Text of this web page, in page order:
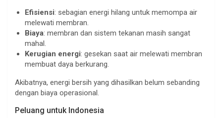
Efisiensi: sebagian energi hilang untuk memompa air
melewati membran.
Biaya: membran dan sistem tekanan masih sangat
mahal.
Kerugian energi: gesekan saat air melewati membran
membuat daya berkurang.
Akibatnya, energi bersih yang dihasilkan belum sebanding
dengan biaya operasional.
Peluang untuk Indonesia